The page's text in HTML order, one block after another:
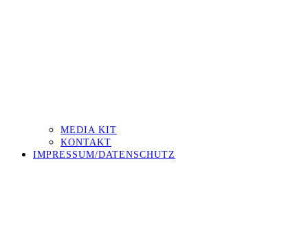
MEDIA KIT
KONTAKT
IMPRESSUM/DATENSCHUTZ